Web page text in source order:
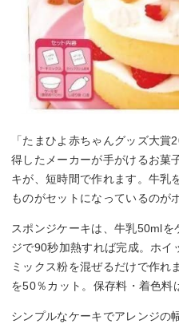
「たまひよ赤ちゃんグッズ大
得したメーカーが手がけるお菓
キが、短時間で作れます。牛乳
ものがセットになっているのが
スポンジケーキは、牛乳50ml
ジで90秒加熱すれば完成。ホイ
ミックス粉を混ぜるだけで作れ
を50％カット。保存料・着色料
シンプルなケーキでアレンジの